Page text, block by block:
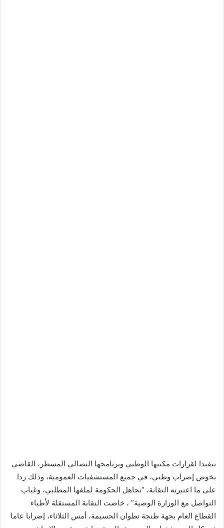
تنفيذا لقرارات مكتبها الوطني وبرنامجها النضالي المسطر، القاضي
بخوض إضراب وطني، في جميع المستشفيات العمومية، وذلك ردا
على ما اعتبرته النقابة، “تجاهل الحكومة لملفها المطلبي، وغياب
التواصل مع الوزارة الوصية” ، خاضت النقابة المستقلة لأطباء
القطاع العام بجهة طنجة تطوان الحسيمة، أمس الثلاثاء، إضرابا عاما